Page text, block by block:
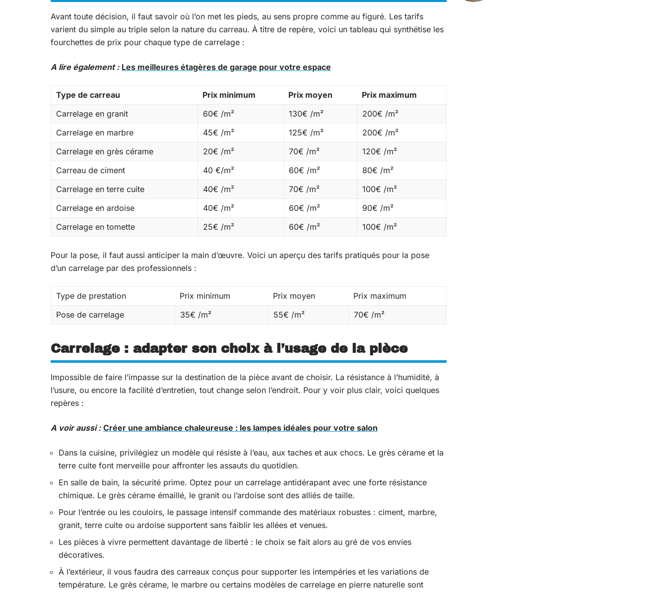
Avant toute décision, il faut savoir où l’on met les pieds, au sens propre comme au figuré. Les tarifs
varient du simple au triple selon la nature du carreau. À titre de repère, voici un tableau qui synthétise les
fourchettes de prix pour chaque type de carrelage :
A lire également : Les meilleures étagères de garage pour votre espace
Type de carreau Prix minimum Prix moyen
Prix maximum
Carrelage en granit
60€ /m² 130€ /m²
200€ /m²
Carrelage en marbre
45€ /m² 125€ /m²
200€ /m²
Carrelage en grès cérame
20€ /m² 70€ /m²
120€ /m²
Carreau de ciment
40 €/m² 60€ /m²
80€ /m²
Carrelage en terre cuite
40€ /m² 70€ /m²
100€ /m²
Carrelage en ardoise
40€ /m² 60€ /m²
90€ /m²
Carrelage en tomette
25€ /m² 60€ /m² 100€ /m²
Pour la pose, il faut aussi anticiper la main d’œuvre. Voici un aperçu des tarifs pratiqués pour la pose
d’un carrelage par des professionnels :
Type de prestation Prix minimum Prix moyen
Prix maximum
Pose de carrelage
35€ /m² 55€ /m² 70€ /m²
Carrelage : adapter son choix à l’usage de la pièce
Impossible de faire l’impasse sur la destination de la pièce avant de choisir. La résistance à l’humidité, à
l’usure, ou encore la facilité d’entretien, tout change selon l’endroit. Pour y voir plus clair, voici quelques
repères :
A voir aussi : Créer une ambiance chaleureuse : les lampes idéales pour votre salon
Dans la cuisine, privilégiez un modèle qui résiste à l’eau, aux taches et aux chocs. Le grès cérame et la
terre cuite font merveille pour affronter les assauts du quotidien.
En salle de bain, la sécurité prime. Optez pour un carrelage antidérapant avec une forte résistance
chimique. Le grès cérame émaillé, le granit ou l’ardoise sont des alliés de taille.
Pour l’entrée ou les couloirs, le passage intensif commande des matériaux robustes : ciment, marbre,
granit, terre cuite ou ardoise supportent sans faiblir les allées et venues.
Les pièces à vivre permettent davantage de liberté : le choix se fait alors au gré de vos envies
décoratives.
À l’extérieur, il vous faudra des carreaux conçus pour supporter les intempéries et les variations de
température. Le grès cérame, le marbre ou certains modèles de carrelage en pierre naturelle sont